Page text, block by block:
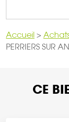
Accueil >
PERRIERS SUR
CE